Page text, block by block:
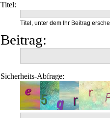
Titel:
Titel, unter dem Ihr Beitrag
Beitrag:
Sicherheits-Abfrage: